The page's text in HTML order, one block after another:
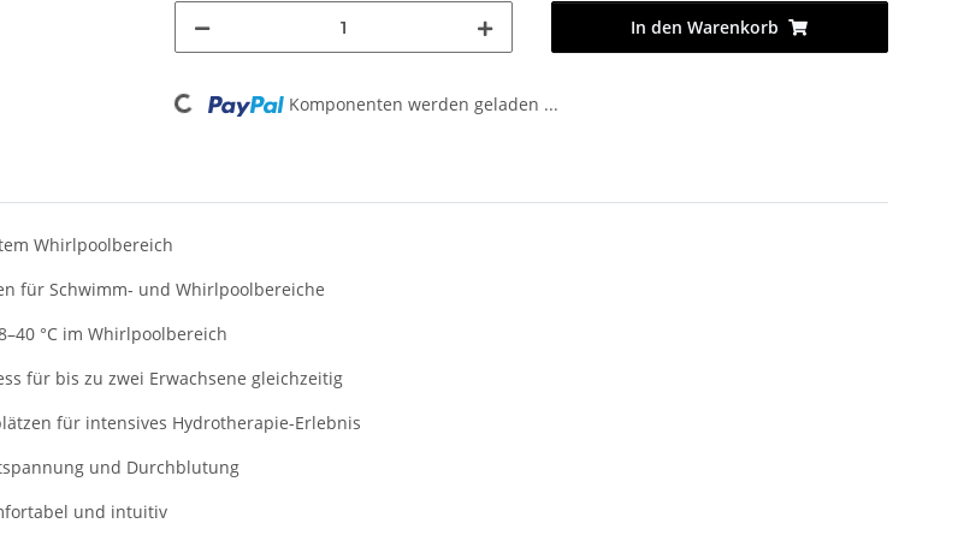
In den Warenkorb
Loading... Komponenten werden geladen ...
Whirlpoolbereich
für Schwimm- und Whirlpoolbereiche
°C im Whirlpoolbereich
für bis zu zwei Erwachsene gleichzeitig
für intensives Hydrotherapie-Erlebnis
und Durchblutung
und intuitiv